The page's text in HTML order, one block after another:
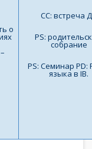
о
СС: встреча
PS:
собрание
PS: Семинар PD:
языка в IB.